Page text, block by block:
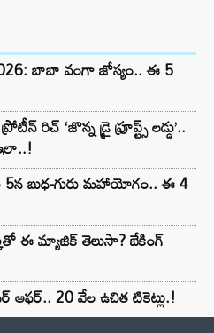
బాబా వంగా జోస్యం.. ఈ 5
రిచ్ ‘జొన్న డ్రై ఫ్రూప్ట్స్ లడ్డు’..
5న బుధ-గురు మహాయోగం.. ఈ 4
ఈ మ్యాజిక్ తెలుసా? బేకింగ్
ఆఫర్.. 20 వేల ఉచిత టికెట్లు.!